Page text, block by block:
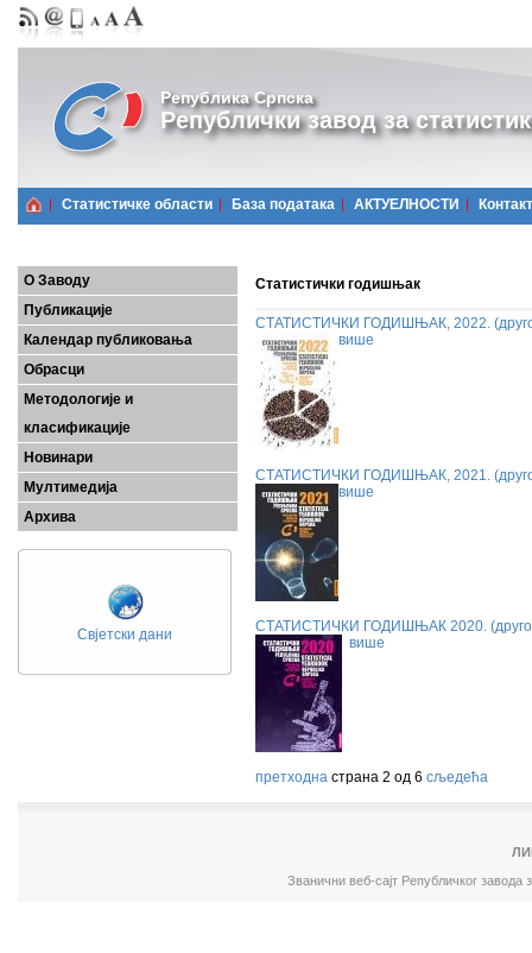
Република Српска
Републички завод за
Статистичке области Базa података АКТУЕЛНОСТИ Контакт
О Заводу
Публикације
Календар публиковања
Обрасци
Методологије и
класификације
Новинари
Мултимедија
Архива
Свјетски дани
Статистички годишњак
СТАТИСТИЧКИ ГОДИШЊАК, 2022.
више
СТАТИСТИЧКИ ГОДИШЊАК, 2021.
више
СТАТИСТИЧКИ ГОДИШЊАК 2020.
више
претходна страна 2 од 6 сљедећа
Званични веб-сајт Републичког